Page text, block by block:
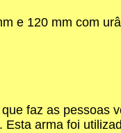
e 120 mm com
faz as pessoas
arma foi